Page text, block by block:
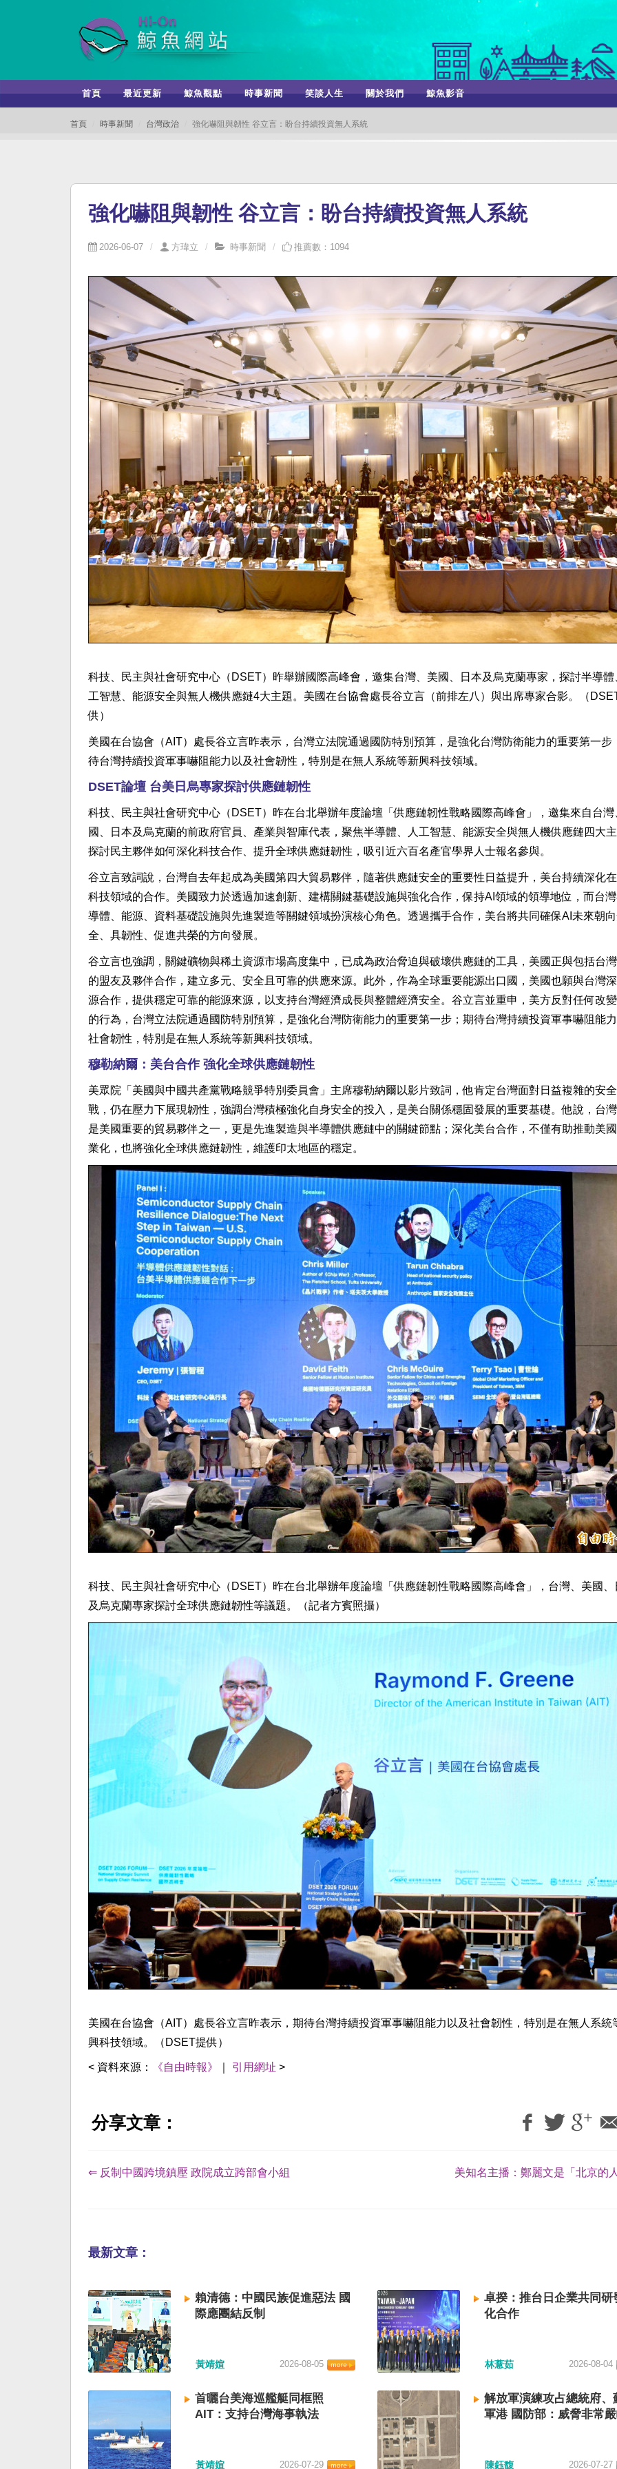
首頁 最近更新 鯨魚觀點 時事新聞 笑談人生 關於我們 鯨魚影音
首頁 時事新聞 台灣政治 強化嚇阻與韌性 谷立言：盼台持續投資無人系統
強化嚇阻與韌性 谷立言：盼台持續投資無人系統
2026-06-07 方瑋立 時事新聞 推薦數：1094
科技、民主與社會研究中心（DSET）昨舉辦國際高峰會，邀集台灣、美國、日本及烏克蘭專家，探討半導體
工智慧、能源安全與無人機供應鏈4大主題。美國在台協會處長谷立言（前排左八）與出席專家合影。（
供）
美國在台協會（AIT）處長谷立言昨表示，台灣立法院通過國防特別預算，是強化台灣防衛能力的重要第一步
待台灣持續投資軍事嚇阻能力以及社會韌性，特別是在無人系統等新興科技領域。
DSET論壇 台美日烏專家探討供應鏈韌性
科技、民主與社會研究中心（DSET）昨在台北舉辦年度論壇「供應鏈韌性戰略國際高峰會」，邀集來自台灣
國、日本及烏克蘭的前政府官員、產業與智庫代表，聚焦半導體、人工智慧、能源安全與無人機供應鏈四大
探討民主夥伴如何深化科技合作、提升全球供應鏈韌性，吸引近六百名產官學界人士報名參與。
谷立言致詞說，台灣自去年起成為美國第四大貿易夥伴，隨著供應鏈安全的重要性日益提升，美台持續深化
科技領域的合作。美國致力於透過加速創新、建構關鍵基礎設施與強化合作，保持AI領域的領導地位，而台
導體、能源、資料基礎設施與先進製造等關鍵領域扮演核心角色。透過攜手合作，美台將共同確保AI未來朝
全、具韌性、促進共榮的方向發展。
谷立言也強調，關鍵礦物與稀土資源市場高度集中，已成為政治脅迫與破壞供應鏈的工具，美國正與包括台
的盟友及夥伴合作，建立多元、安全且可靠的供應來源。此外，作為全球重要能源出口國，美國也願與台灣
源合作，提供穩定可靠的能源來源，以支持台灣經濟成長與整體經濟安全。谷立言並重申，美方反對任何改
的行為，台灣立法院通過國防特別預算，是強化台灣防衛能力的重要第一步；期待台灣持續投資軍事嚇阻能
社會韌性，特別是在無人系統等新興科技領域。
穆勒納爾：美台合作 強化全球供應鏈韌性
美眾院「美國與中國共產黨戰略競爭特別委員會」主席穆勒納爾以影片致詞，他肯定台灣面對日益複雜的安
戰，仍在壓力下展現韌性，強調台灣積極強化自身安全的投入，是美台關係穩固發展的重要基礎。他說，台
是美國重要的貿易夥伴之一，更是先進製造與半導體供應鏈中的關鍵節點；深化美台合作，不僅有助推動美
業化，也將強化全球供應鏈韌性，維護印太地區的穩定。
科技、民主與社會研究中心（DSET）昨在台北舉辦年度論壇「供應鏈韌性戰略國際高峰會」，台灣、美國、
及烏克蘭專家探討全球供應鏈韌性等議題。（記者方賓照攝）
美國在台協會（AIT）處長谷立言昨表示，期待台灣持續投資軍事嚇阻能力以及社會韌性，特別是在無人系統
興科技領域。（DSET提供）
< 資料來源： 《自由時報》 引用網址 >
分享文章：
⇐ 反制中國跨境鎮壓 政院成立跨部會小組 美知名主播：鄭麗文是「北京的
最新文章：
賴清德：中國民族促進惡法 國
際應團結反制
黃靖媗 2026-08-05
卓揆：推台日企業共同研
化合作
林薏茹 2026-08-04
首曬台美海巡艦艇同框照
AIT：支持台灣海事執法
黃靖媗 2026-07-29
解放軍演練攻占總統府、
軍港 國防部：威脅非常
陳鈺馥 2026-07-27